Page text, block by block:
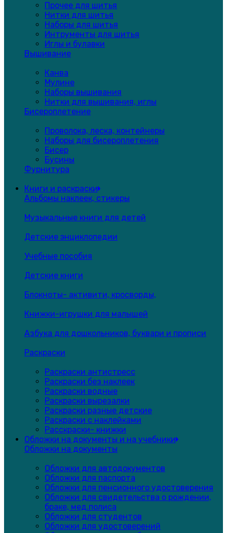
Прочее для шитья
Нитки для шитья
Наборы для шитья
Интрументы для шитья
Иглы и булавки
Вышивание
Канва
Мулине
Наборы вышивания
Нитки для вышивания, иглы
Бисероплетение
Проволока, леска, контейнеры
Наборы для бисероплетения
Бисер
Бусины
Фурнитура
Книги и раскраски
Альбомы наклеек, стикеры
Музыкальные книги для детей
Детские энциклопедии
Учебные пособия
Детские книги
Блокноты- активити, кросворды,
Книжки-игрушки для малышей
Азбука для дошкольников, буквари и прописи
Раскраски
Раскраски антистресс
Раскраски без наклеек
Раскраски водные
Раскраски вырезалки
Раскраски разные детские
Раскраски с наклейками
Расскраски- книжки
Обложки на документы и на учебники
Обложки на документы
Обложки для автодокументов
Обложки для паспорта
Обложки для пенсионного удостоверения
Обложки для свидетельства о рождении,
браке, мед.полиса
Обложки для студентов
Обложки для удостоверений